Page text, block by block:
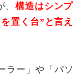
、構造はシンプ
置く台”と言え
ラー」や「パソ